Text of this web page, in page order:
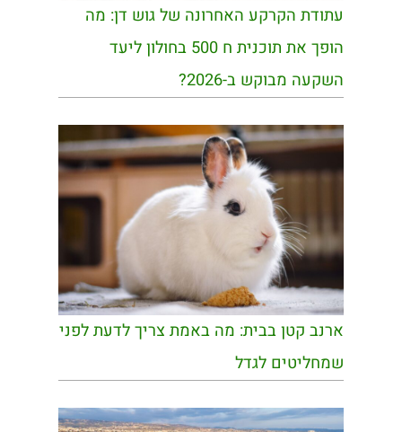
עתודת הקרקע האחרונה של גוש דן: מה
הופך את תוכנית ח 500 בחולון ליעד
השקעה מבוקש ב-2026?
ארנב קטן בבית: מה באמת צריך לדעת לפני
שמחליטים לגדל